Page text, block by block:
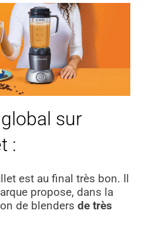
sur
:
est au final très bon. Il
propose, dans la
de blenders de très